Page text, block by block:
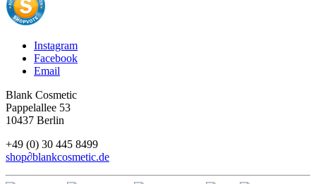
Instagram
Facebook
Email
Blank Cosmetic
Pappelallee 53
10437 Berlin
+49 (0) 30 445 8499
shop∂blankcosmetic.de